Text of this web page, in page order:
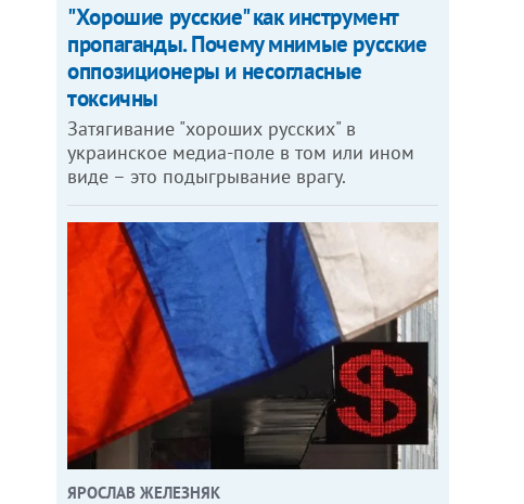
"Хорошие русские" как инструмент
пропаганды. Почему мнимые русские
оппозиционеры и несогласные
токсичны
Затягивание "хороших русских" в
украинское медиа-поле в том или ином
виде – это подыгрывание врагу.
ЯРОСЛАВ ЖЕЛЕЗНЯК